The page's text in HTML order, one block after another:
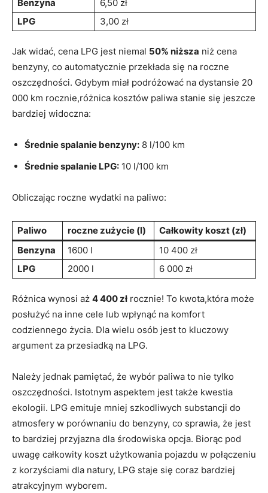
Benzyna
6,50 zł
LPG
3,00 zł
Jak⁢ widać, cena LPG jest niemal 50% ​niższa niż cena
benzyny, co automatycznie przekłada się na roczne
oszczędności. Gdybym miał podróżować na dystansie 20
000 km rocznie,różnica kosztów⁣ paliwa stanie się jeszcze
bardziej widoczna:
Średnie spalanie benzyny: 8 l/100 km
Średnie spalanie LPG: 10 l/100 ​km
Obliczając roczne wydatki na paliwo:
Paliwo roczne​ zużycie (l)
Całkowity koszt (zł)
Benzyna
1600 ‍l
10 400 zł
LPG
2000 l 6 000 zł
Różnica wynosi aż 4 400 złrocznie! To kwota,która może⁣
posłużyć na⁢ inne cele lub ⁢wpłynąć na komfort
codziennego życia. Dla wielu osób jest to kluczowy
argument za przesiadką na LPG.
Należy ⁤jednak pamiętać, że wybór‌ paliwa to nie tylko
oszczędności. Istotnym aspektem jest⁢ także kwestia
ekologii. LPG emituje mniej szkodliwych substancji do
atmosfery w porównaniu do ⁢benzyny, co sprawia, że jest⁣
to bardziej przyjazna dla środowiska opcja. Biorąc pod
uwagę całkowity koszt użytkowania pojazdu w połączeniu
z korzyściami dla ‍natury, LPG‌ staje się coraz bardziej
⁢atrakcyjnym wyborem.